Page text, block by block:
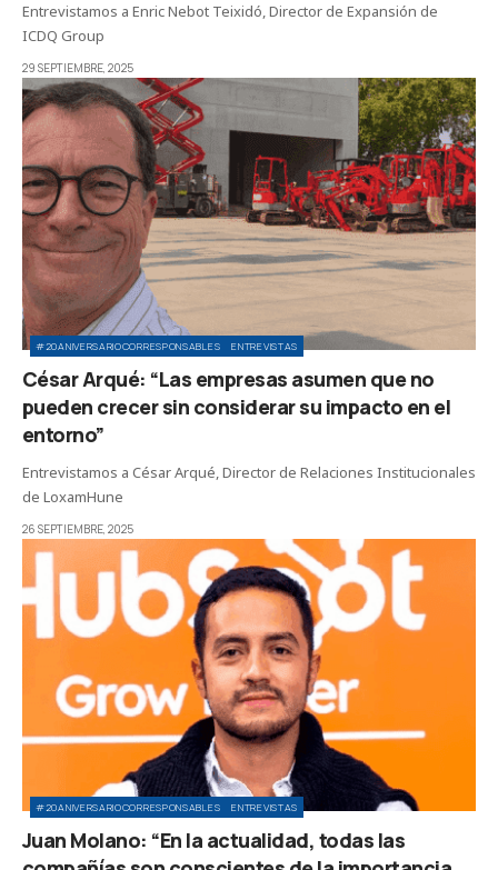
Entrevistamos a Enric Nebot Teixidó, Director de Expansión de
ICDQ Group
29 SEPTIEMBRE, 2025
#20ANIVERSARIOCORRESPONSABLES ENTREVISTAS
César Arqué: “Las empresas asumen que no
pueden crecer sin considerar su impacto en el
entorno”
Entrevistamos a César Arqué, Director de Relaciones Institucionales
de LoxamHune
26 SEPTIEMBRE, 2025
#20ANIVERSARIOCORRESPONSABLES ENTREVISTAS
Juan Molano: “En la actualidad, todas las